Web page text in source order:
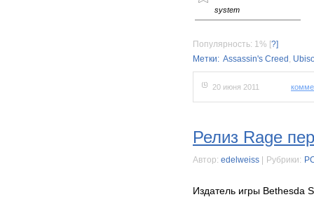
system
Популярность: 1% [?]
Метки: Assassin's Creed ,
20 июня 2011
Релиз Rage
Автор: edelweiss Рубрики:
Издатель игры Bethesda